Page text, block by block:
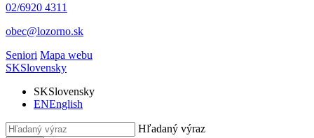
02/6920 4311
obec@lozorno.sk
Seniori Mapa webu
SKSlovensky
SKSlovensky
ENEnglish
Hľadaný výraz